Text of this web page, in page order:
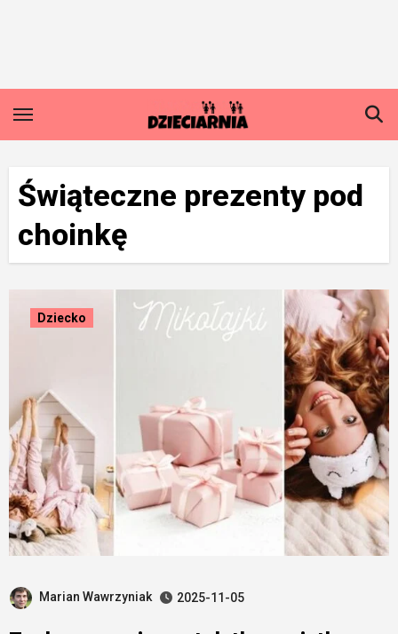
Świąteczne prezenty pod
choinkę
Dziecko
Marian Wawrzyniak 2025-11-05